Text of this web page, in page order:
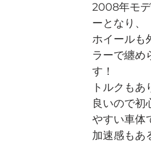
2008年モ
ーとなり、
ホイールも
ラーで纏め
す！
トルクもあ
良いので初
やすい車体
加速感もあ